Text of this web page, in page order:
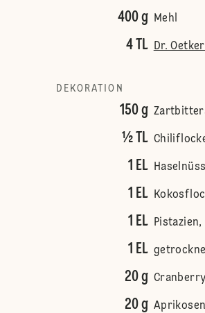
400 g Mehl
4 TL Dr.
DEKORATION
150 g
½ TL
1 EL
1 EL
1 EL
1 EL
20 g
20 g